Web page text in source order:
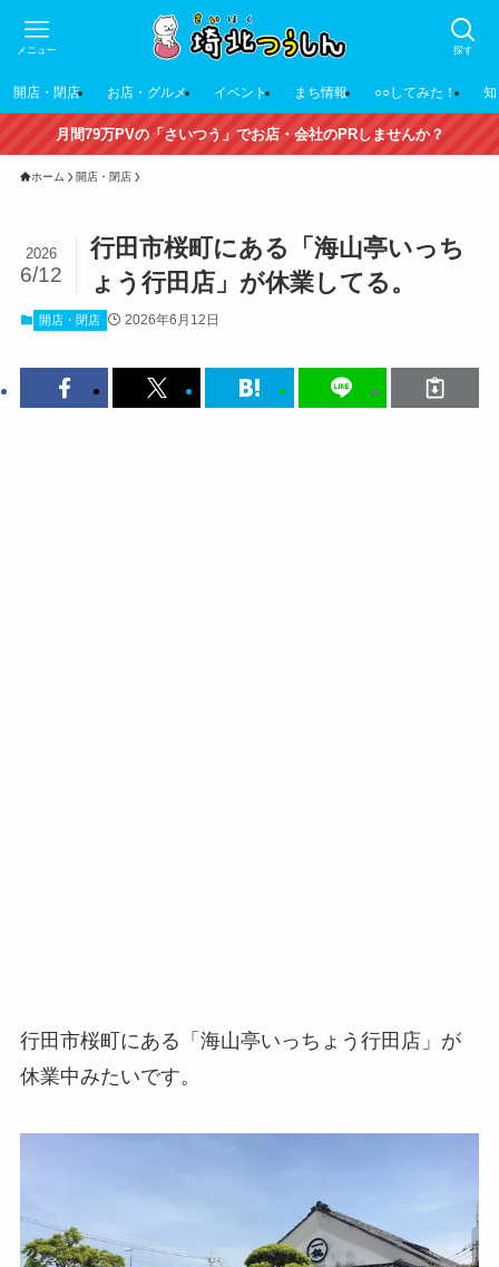
探す
メニュー
開店・閉店 お店・グルメ イベント まち情報 ○○してみた！
月間79万PVの「さいつう」でお店・会社のPRしませんか？
ホーム 開店・閉店
行田市桜町にある「海山亭いっち
ょう行田店」が休業してる。
2026
6/12
開店・閉店 2026年6月12日
行田市桜町にある「海山亭いっちょう行田店」が
休業中みたいです。